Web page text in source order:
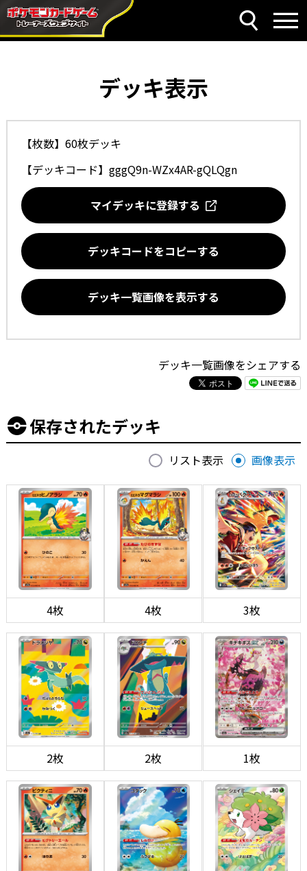
デッキ表示
【枚数】60枚デッキ
【デッキコード】 gggQ9n-WZx4AR-gQLQgn
マイデッキに登録する
デッキコードをコピーする
デッキ一覧画像を表示する
デッキ一覧画像をシェアする
保存されたデッキ
リスト表示 画像表示
4枚 4枚 3枚
2枚 2枚 1枚